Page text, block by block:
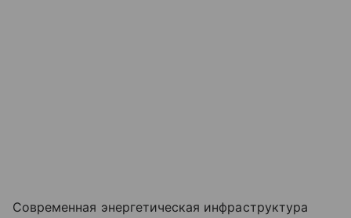
Современная энергетическая инфраструктура